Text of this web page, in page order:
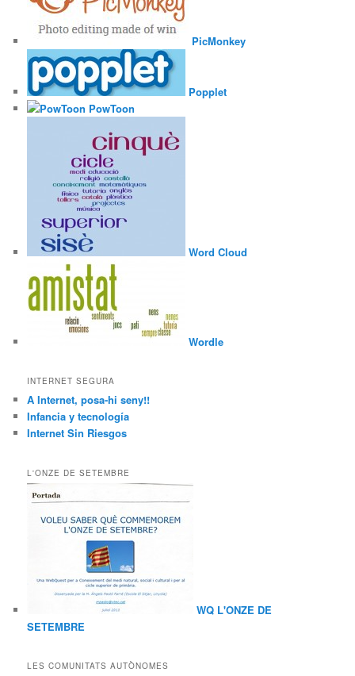
PicMonkey
Popplet
PowToon
Word Cloud
Wordle
INTERNET SEGURA
A Internet, posa-hi seny!!
Infancia y tecnología
Internet Sin Riesgos
L'ONZE DE SETEMBRE
WQ L'ONZE DE
SETEMBRE
LES COMUNITATS AUTÒNOMES